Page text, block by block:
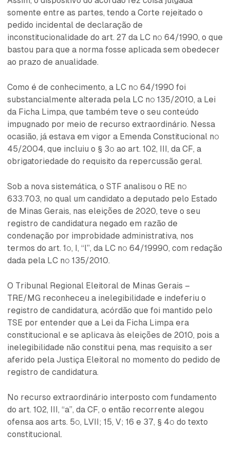
somente entre as partes, tendo a Corte rejeitado o
pedido incidental de declaração de
inconstitucionalidade do art. 27 da LC nº 64/1990, o que
bastou para que a norma fosse aplicada sem obedecer
ao prazo de anualidade.
Como é de conhecimento, a LC nº 64/1990 foi
substancialmente alterada pela LC nº 135/2010, a Lei
da Ficha Limpa, que também teve o seu conteúdo
impugnado por meio de recurso extraordinário. Nessa
ocasião, já estava em vigor a Emenda Constitucional nº
45/2004, que incluiu o § 3º ao art. 102, III, da CF, a
obrigatoriedade do requisito da repercussão geral.
Sob a nova sistemática, o STF analisou o RE nº
633.703, no qual um candidato a deputado pelo Estado
de Minas Gerais, nas eleições de 2020, teve o seu
registro de candidatura negado em razão de
condenação por improbidade administrativa, nos
termos do art. 1º, I, “l”, da LC nº 64/19990, com redação
dada pela LC nº 135/2010.
O Tribunal Regional Eleitoral de Minas Gerais –
TRE/MG reconheceu a inelegibilidade e indeferiu o
registro de candidatura, acórdão que foi mantido pelo
TSE por entender que a Lei da Ficha Limpa era
constitucional e se aplicava às eleições de 2010, pois a
inelegibilidade não constitui pena, mas requisito a ser
aferido pela Justiça Eleitoral no momento do pedido de
registro de candidatura.
No recurso extraordinário interposto com fundamento
do art. 102, III, “a”, da CF, o então recorrente alegou
ofensa aos arts. 5º, LVII; 15, V; 16 e 37, § 4º do texto
constitucional.